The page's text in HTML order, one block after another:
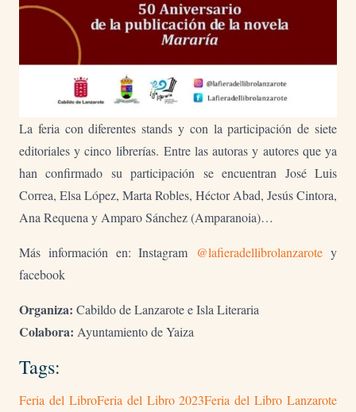
La feria con diferentes stands y con la participación de siete
editoriales y cinco librerías. Entre las autoras y autores que ya
han confirmado su participación se encuentran José Luis
Correa, Elsa López, Marta Robles, Héctor Abad, Jesús Cintora,
Ana Requena y Amparo Sánchez (Amparanoia)…
Más información en: Instagram @lafieradellibrolanzarote y
facebook
Organiza: Cabildo de Lanzarote e Isla Literaria
Colabora: Ayuntamiento de Yaiza
Tags:
Feria del LibroFeria del Libro 2023Feria del Libro Lanzarote